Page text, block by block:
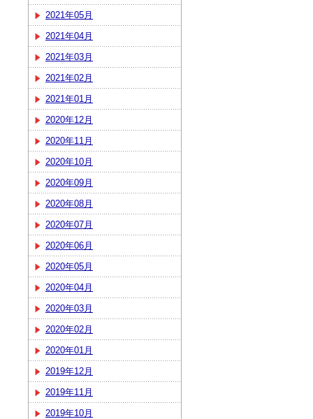
2021年05月
2021年04月
2021年03月
2021年02月
2021年01月
2020年12月
2020年11月
2020年10月
2020年09月
2020年08月
2020年07月
2020年06月
2020年05月
2020年04月
2020年03月
2020年02月
2020年01月
2019年12月
2019年11月
2019年10月